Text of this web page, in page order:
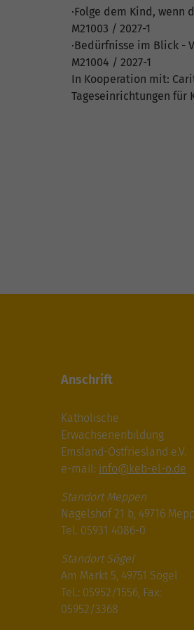
·Folge dem Kind, wenn
M21003 / 2027-1
·Bedürfnisse im Blick -
M21004 / 2027-1
In Kooperation mit:
Tageseinrichtungen für
Anschrift
Katholische
Erwachsenenbildung
Emsland-Ostfriesland e.V.
e-mail: info@keb-el-o.de
Standort Meppen
Nagelshof 21 b, 49716
Tel. 05931 4086-0
Standort Sögel
Am Markt 5, 49751 Sögel
Tel.: 05952/1556, Fax:
05952/3368